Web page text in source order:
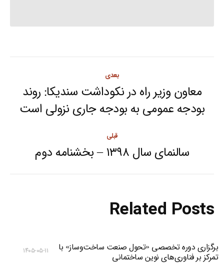
navigation
قبلی
Previous
سالنمای سال ۱۳۹۸ – بخشنامه دوم
بعدی
Next
post:
معاون وزیر راه در نکوداشت سندیکا: روند
بودجه عمومی به بودجه جاری نزولی است
Related Posts
برگزاری دوره تخصصی «تحول صنعت ساخت‌وساز» با
تمرکز بر فناوری‌های نوین ساختمانی
۱۴۰۵-۰۵-۱۱